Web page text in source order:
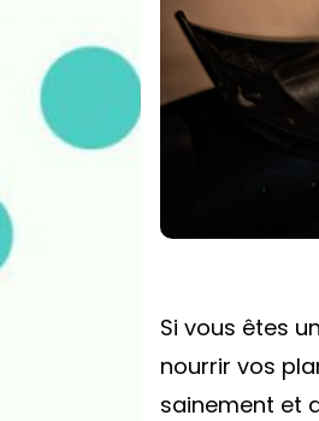
Si vous êtes
nourrir vos
sainement et